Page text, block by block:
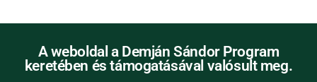
A weboldal a Demján Sándor Program
keretében és támogatásával valósult meg.